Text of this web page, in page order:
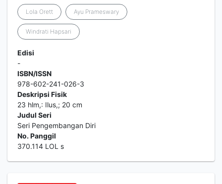
Lola Orett Ayu Prameswary
Windrati Hapsari
Edisi
-
ISBN/ISSN
978-602-241-026-3
Deskripsi Fisik
23 hlm,: Ilus,; 20 cm
Judul Seri
Seri Pengembangan Diri
No. Panggil
370.114 LOL s